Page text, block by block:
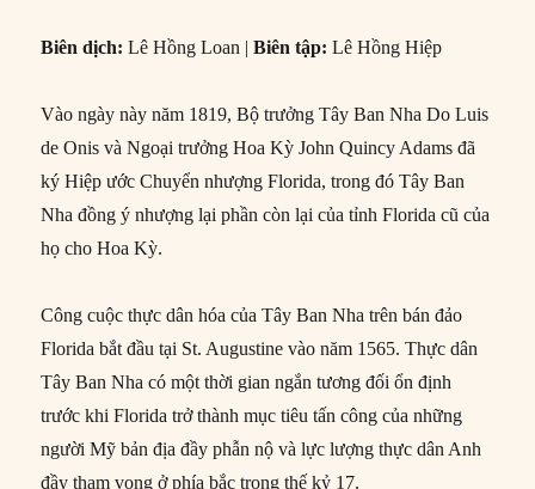
Biên dịch:Lê Hồng Loan |Biên tập: Lê Hồng Hiệp
Vào ngày này năm 1819, Bộ trưởng Tây Ban Nha Do Luis
de Onis và Ngoại trưởng Hoa Kỳ John Quincy Adams đã
ký Hiệp ước Chuyển nhượng Florida, trong đó Tây Ban
Nha đồng ý nhượng lại phần còn lại của tỉnh Florida cũ của
họ cho Hoa Kỳ.
Công cuộc thực dân hóa của Tây Ban Nha trên bán đảo
Florida bắt đầu tại St. Augustine vào năm 1565. Thực dân
Tây Ban Nha có một thời gian ngắn tương đối ổn định
trước khi Florida trở thành mục tiêu tấn công của những
người Mỹ bản địa đầy phẫn nộ và lực lượng thực dân Anh
đầy tham vọng ở phía bắc trong thế kỷ 17.